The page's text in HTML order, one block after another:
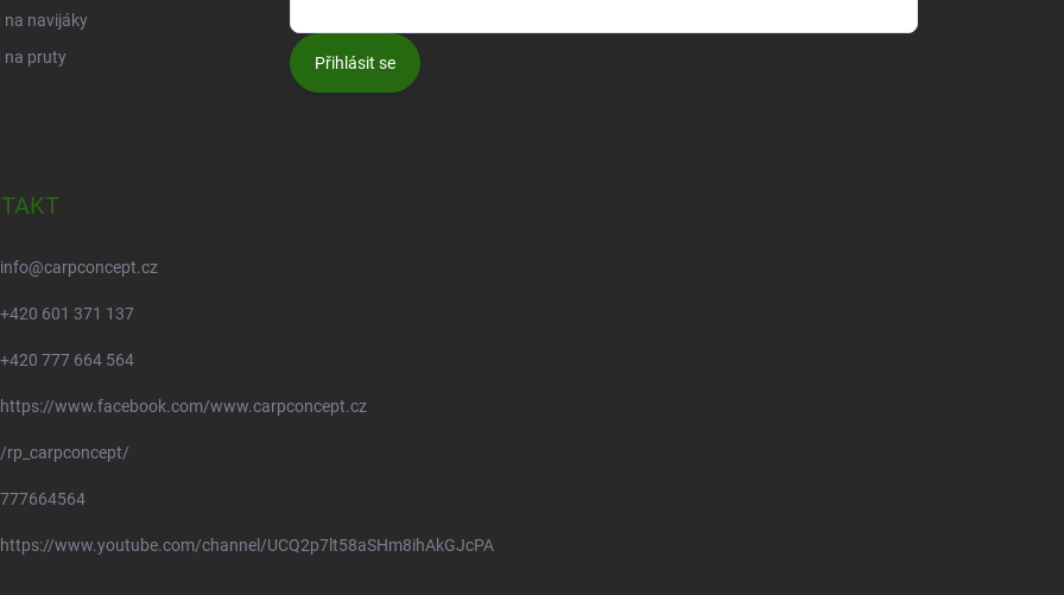
na navijáky
na pruty
Přihlásit se
info@carpconcept.cz
+420 601 371 137
+420 777 664 564
https://www.facebook.com/www.carpconcept.cz
/rp_carpconcept/
777664564
https://www.youtube.com/channel/UCQ2p7lt58aSHm8ihAkGJcPA